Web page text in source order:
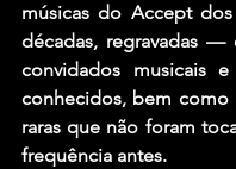
músicas do Accept
décadas, regravadas —
convidados musicais
conhecidos, bem como
raras que não foram
frequência antes.